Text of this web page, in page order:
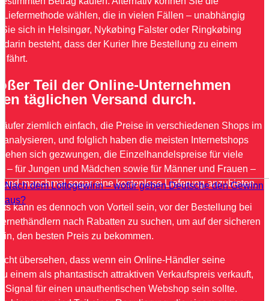
Nach dem Lottogewinn – wofür geben Deutsche den Gewinn
aus?
Liefermethode wählen, die in vielen Fällen – unabhängig
sich in Helsingør, Nykøbing Falster oder Ringkøbing
darin besteht, dass der Kurier Ihre Bestellung zu einem
fährt.
Teil der Online-Unternehmen
täglichen Versand durch.
ziemlich einfach, die Preise in verschiedenen Shops im
analysieren, und folglich haben die meisten Internetshops
sich gezwungen, die Einzelhandelspreise für viele
– für Jungen und Mädchen sowie für Männer und Frauen –
und manchmal sogar eine kostenlose Lieferung anzubieten.
kann es dennoch von Vorteil sein, vor der Bestellung bei
nach Rabatten zu suchen, um auf der sicheren
den besten Preis zu bekommen.
übersehen, dass wenn ein Online-Händler seine
einem als phantastisch attraktiven Verkaufspreis verkauft,
Signal für einen unauthentischen Webshop sein sollte.